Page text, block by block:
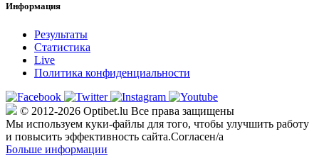
Информация
Результаты
Статистика
Live
Политика конфиденциальности
© 2012-2026 Optibet.lu Все права защищены
Мы используем куки-файлы для того, чтобы улучшить работу
и повысить эффективность сайта.Согласен/а
Больше информации